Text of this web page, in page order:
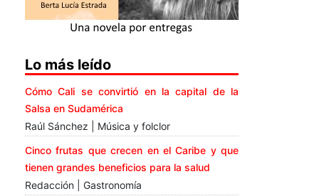
Lo más leído
Cómo Cali se convirtió en la capital de la
Salsa en Sudamérica
Raúl Sánchez | Música y folclor
Cinco frutas que crecen en el Caribe y que
tienen grandes beneficios para la salud
Redacción | Gastronomía